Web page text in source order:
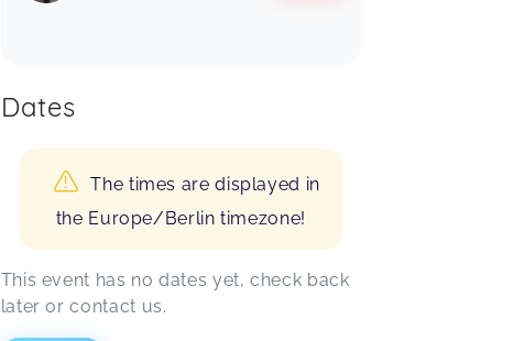
Dates
The times are displayed in
the Europe/Berlin timezone!
This event has no dates yet, check back
later or contact us.